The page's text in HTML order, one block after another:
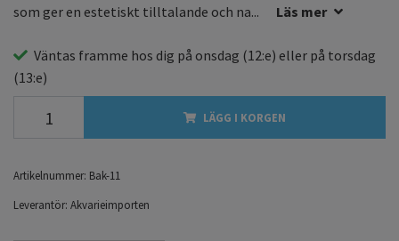
som ger en estetiskt tilltalande och na...
Läs mer
Väntas framme hos dig på onsdag (12:e) eller på torsdag
(13:e)
LÄGG I KORGEN
Artikelnummer: Bak-11
Leverantör: Akvarieimporten